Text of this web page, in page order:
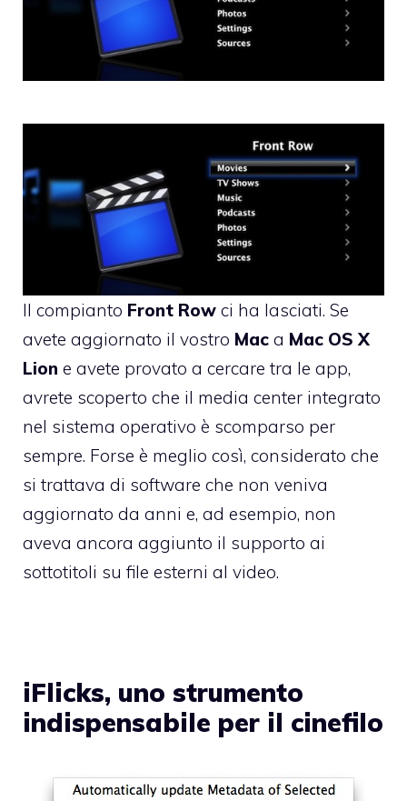
Il compianto Front Row ci ha lasciati. Se
avete aggiornato il vostro Mac a Mac OS X
Lion e avete provato a cercare tra le app,
avrete scoperto che il media center integrato
nel sistema operativo è scomparso per
sempre. Forse è meglio così, considerato che
si trattava di software che non veniva
aggiornato da anni e, ad esempio, non
aveva ancora aggiunto il supporto ai
sottotitoli su file esterni al video.
iFlicks, uno strumento
indispensabile per il cinefilo